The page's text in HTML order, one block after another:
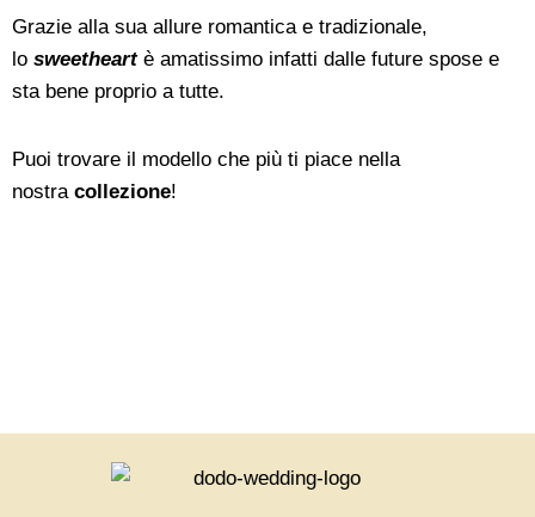
Grazie alla sua allure romantica e tradizionale,
lo sweetheartè amatissimo infatti dalle future spose e
sta bene proprio a tutte.
Puoi trovare il modello che più ti piace nella
nostra collezione!